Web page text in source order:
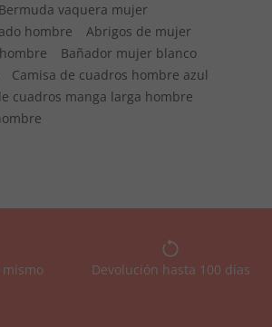
Bermuda vaquera mujer
hombre
Abrigos de mujer
Bañador mujer blanco
Camisa de cuadros hombre azul
cuadros manga larga hombre
mismo
Devolución hasta 100 días